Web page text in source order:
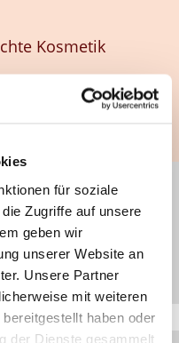
für soziale
Zugriffe auf unsere
geben wir
unserer Website an
Unsere Partner
mit weiteren
haben oder
der Dienste gesammelt
Kosmetik